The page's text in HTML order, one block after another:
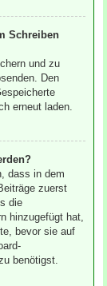
Schreiben
und zu
Den
erneut laden.
dass in dem
zuerst
die
hinzugefügt hat,
bevor sie auf
benötigst.